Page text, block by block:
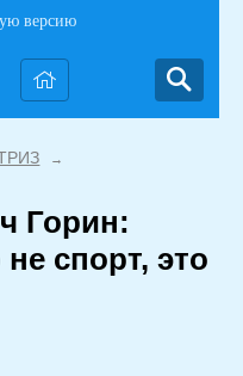
версию
→
Горин:
спорт, это